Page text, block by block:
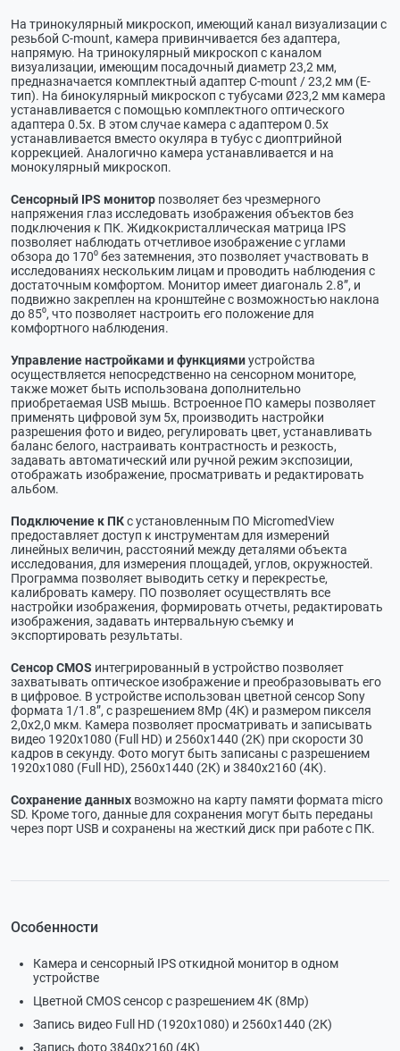
На тринокулярный микроскоп, имеющий канал визуализации с
резьбой C-mount, камера привинчивается без адаптера,
напрямую. На тринокулярный микроскоп с каналом
визуализации, имеющим посадочный диаметр 23,2 мм,
предназначается комплектный адаптер C-mount / 23,2 мм (Е-
тип). На бинокулярный микроскоп с тубусами Ø23,2 мм камера
устанавливается с помощью комплектного оптического
адаптера 0.5х. В этом случае камера с адаптером 0.5х
устанавливается вместо окуляра в тубус с диоптрийной
коррекцией. Аналогично камера устанавливается и на
монокулярный микроскоп.
Сенсорный IPS монитор позволяет без чрезмерного
напряжения глаз исследовать изображения объектов без
подключения к ПК. Жидкокристаллическая матрица IPS
позволяет наблюдать отчетливое изображение с углами
обзора до 170⁰ без затемнения, это позволяет участвовать в
исследованиях нескольким лицам и проводить наблюдения с
достаточным комфортом. Монитор имеет диагональ 2.8”, и
подвижно закреплен на кронштейне с возможностью наклона
до 85⁰, что позволяет настроить его положение для
комфортного наблюдения.
Управление настройками и функциямиустройства
осуществляется непосредственно на сенсорном мониторе,
также может быть использована дополнительно
приобретаемая USB мышь. Встроенное ПО камеры позволяет
применять цифровой зум 5х, производить настройки
разрешения фото и видео, регулировать цвет, устанавливать
баланс белого, настраивать контрастность и резкость,
задавать автоматический или ручной режим экспозиции,
отображать изображение, просматривать и редактировать
альбом.
Подключение к ПКс установленным ПО MicromedView
предоставляет доступ к инструментам для измерений
линейных величин, расстояний между деталями объекта
исследования, для измерения площадей, углов, окружностей.
Программа позволяет выводить сетку и перекрестье,
калибровать камеру. ПО позволяет осуществлять все
настройки изображения, формировать отчеты, редактировать
изображения, задавать интервальную съемку и
экспортировать результаты.
Сенсор CMOS интегрированный в устройство позволяет
захватывать оптическое изображение и преобразовывать его
в цифровое. В устройстве использован цветной сенсор Sony
формата 1/1.8”, с разрешением 8Мр (4К) и размером пикселя
2,0х2,0 мкм. Камера позволяет просматривать и записывать
видео 1920x1080 (Full HD) и 2560х1440 (2К) при скорости 30
кадров в секунду. Фото могут быть записаны с разрешением
1920x1080 (Full HD), 2560х1440 (2К) и 3840х2160 (4К).
Сохранение данных возможно на карту памяти формата micro
SD. Кроме того, данные для сохранения могут быть переданы
через порт USB и сохранены на жесткий диск при работе с ПК.
Особенности
Камера и сенсорный IPS откидной монитор в одном
устройстве
Цветной CMOS сенсор с разрешением 4К (8Мр)
Запись видео Full HD (1920x1080) и 2560х1440 (2К)
Запись фото 3840х2160 (4К)